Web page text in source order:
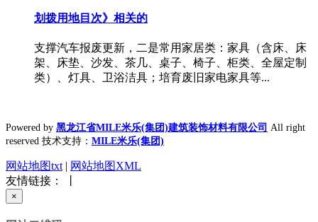
划拨用地目次》相关的
支撑汽车报废更新，二是常用家居类：家具（含床、床
架、床垫、沙发、茶几、桌子、椅子、柜类、全屋定制
类）、灯具、卫浴洁具；培育废旧家电家具等...
Powered by 黑龙江省MILE米乐(集团)建筑装饰材料有限公司 All right
reserved 技术支持： MILE米乐(集团)
网站地图txt | 网站地图XML
友情链接： 丨
×